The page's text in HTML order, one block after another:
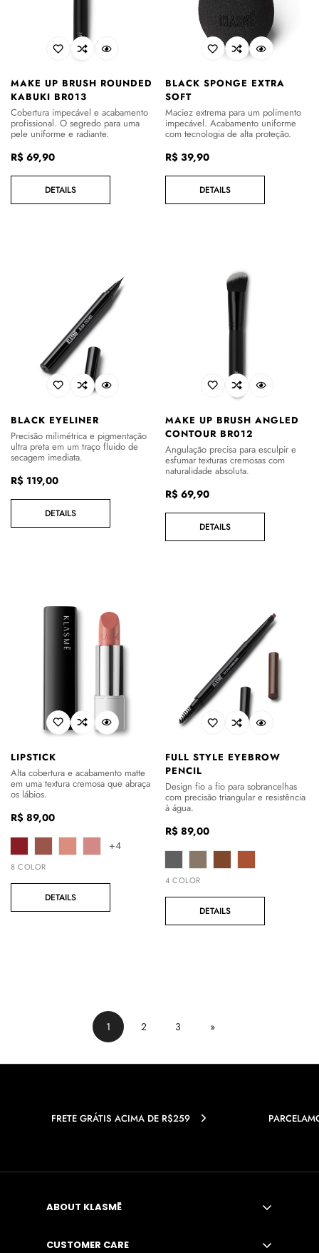
MAKE UP BRUSH ROUNDED
KABUKI BR013
Cobertura impecável e acabamento
profissional. O segredo para uma
pele uniforme e radiante.
Preço
regular
R$ 69,90
DETAILS
BLACK SPONGE EXTRA
SOFT
Maciez extrema para um polimento
impecável. Acabamento uniforme
com tecnologia de alta proteção.
Preço
regular
R$ 39,90
DETAILS
BLACK EYELINER
Precisão milimétrica e pigmentação
ultra preta em um traço fluido de
secagem imediata.
Preço
R$ 119,00
DETAILS
MAKE UP BRUSH ANGLED
CONTOUR BR012
Angulação precisa para esculpir e
esfumar texturas cremosas com
naturalidade absoluta.
Preço
R$ 69,90
DETAILS
LIPSTICK
Alta cobertura e acabamento matte
em uma textura cremosa que abraça
os lábios.
Preço
R$ 89,00
+4
8 COLOR
DETAILS
FULL STYLE EYEBROW
PENCIL
Design fio a fio para sobrancelhas
com precisão triangular e resistência
à água.
Preço
R$ 89,00
4 COLOR
DETAILS
1 2 3 »
FRETE GRÁTIS ACIMA DE R$259
ABOUT KLASMĒ
CUSTOMER CARE